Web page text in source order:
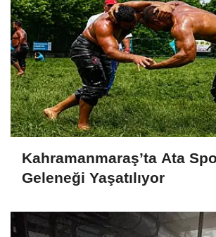
Kahramanmaraş’ta Ata
Geleneği Yaşatılıyor